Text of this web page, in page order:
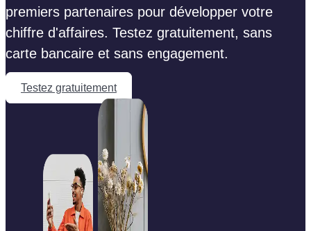
premiers partenaires pour développer votre
chiffre d'affaires. Testez gratuitement, sans
carte bancaire et sans engagement.
Testez gratuitement